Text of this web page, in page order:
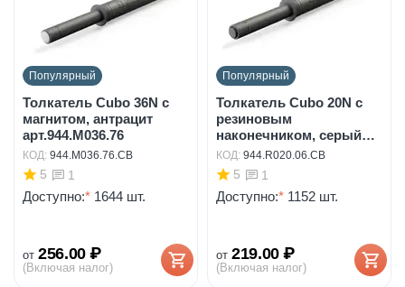
Популярный
Толкатель Cubo 36N с
магнитом, антрацит
арт.944.M036.76
КОД: 944.M036.76.CB
5 1
Доступно:* 1644 шт.
от 256.00 ₽
(Включая налог)
Популярный
Толкатель Cubo 20N с
резиновым
наконечником, серый
арт.94...
КОД: 944.R020.06.CB
5 1
Доступно:* 1152 шт.
от 219.00 ₽
(Включая налог)